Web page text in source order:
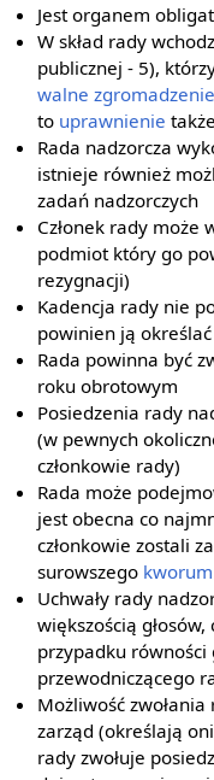
Jest organem
W skład rady
publicznej - 5),
walne
to uprawnienie
Rada nadzorcza
istnieje również
zadań nadzorczych
Członek rady może
podmiot który go
rezygnacji)
Kadencja rady nie
powinien ją określać
Rada powinna być
roku obrotowym
Posiedzenia rady
(w pewnych
członkowie rady)
Rada może
jest obecna co
członkowie zostali
surowszego kworum
Uchwały rady
większością
przypadku równości
przewodniczącego
Możliwość
zarząd (określają
rady zwołuje